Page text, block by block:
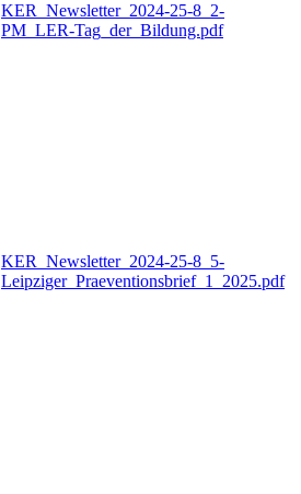
KER_Newsletter_2024-25-8_2-
PM_LER-Tag_der_Bildung.pdf
KER_Newsletter_2024-25-8_5-
Leipziger_Praeventionsbrief_1_2025.pdf